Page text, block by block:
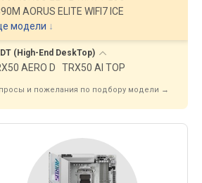
AORUS ELITE WIFI7 ICE
модели ↓
(High-End DeskTop)
AERO D TRX50 AI TOP
и пожелания по подбору модели →